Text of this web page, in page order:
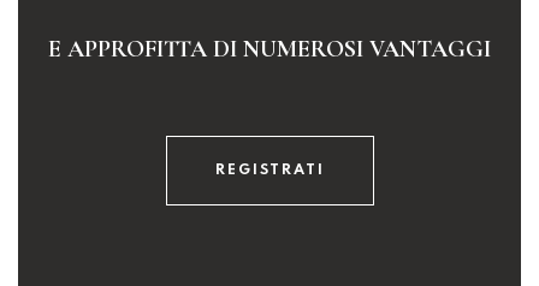
E APPROFITTA DI NUMEROSI VANTAGGI
REGISTRATI